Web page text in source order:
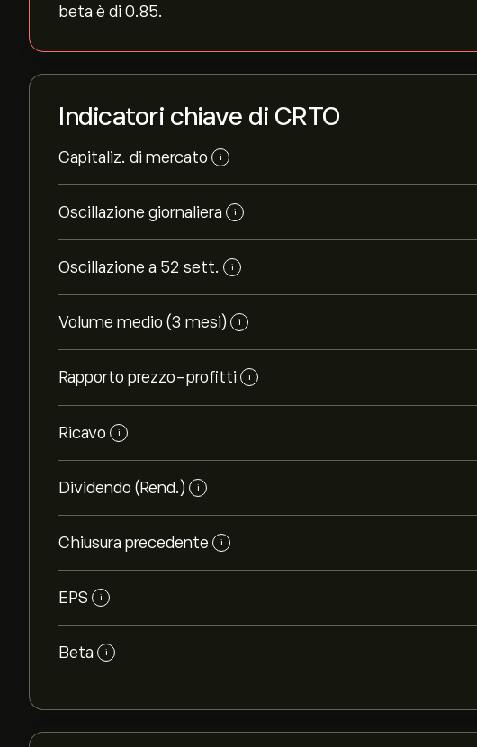
beta è di 0.85.
Indicatori chiave di CRTO
Capitaliz. di mercato i
Oscillazione giornaliera i
Oscillazione a 52 sett. i
Volume medio (3 mesi) i
Rapporto prezzo-profitti i
Ricavo i
Dividendo (Rend.) i
Chiusura precedente i
EPS i
Beta i